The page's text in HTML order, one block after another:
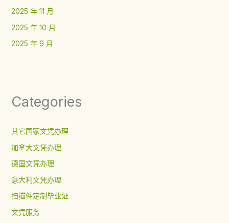
2025 年 11 月
2025 年 10 月
2025 年 9 月
Categories
其它国家文凭办理
加拿大文凭办理
德国文凭办理
意大利文凭办理
扫描件定制毕业证
文凭服务